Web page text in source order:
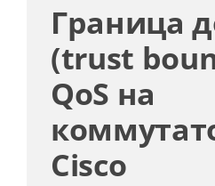
Граница
(trust
QoS на
Cisco